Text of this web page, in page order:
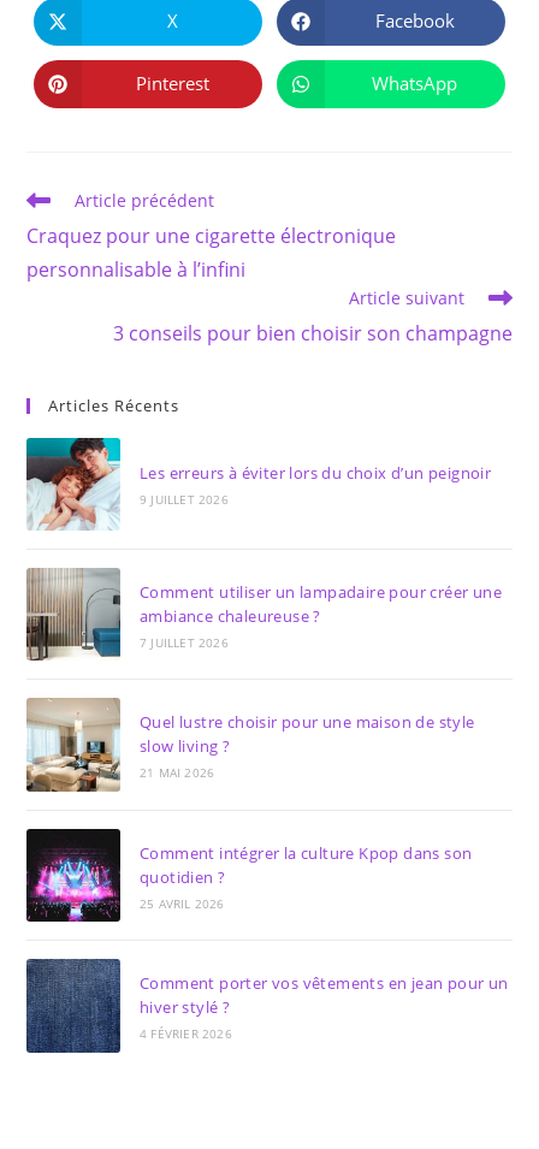
CE
CONTENU
Ouvrir
dans
une
autre
fenêtre
X Ouvrir
dans
une
autre
fenêtre
Facebook
Ouvrir
dans
Pinterest Ouvrir
dans
WhatsApp
Read
articles
Article précédent
Craquez pour une cigarette électronique
personnalisable à l’infini
Article suivant
3 conseils pour bien choisir son champagne
Articles Récents
Les erreurs à éviter lors du choix d’un peignoir
9 JUILLET 2026
Comment utiliser un lampadaire pour créer une
ambiance chaleureuse ?
7 JUILLET 2026
Quel lustre choisir pour une maison de style
slow living ?
21 MAI 2026
Comment intégrer la culture Kpop dans son
quotidien ?
25 AVRIL 2026
Comment porter vos vêtements en jean pour un
hiver stylé ?
4 FÉVRIER 2026